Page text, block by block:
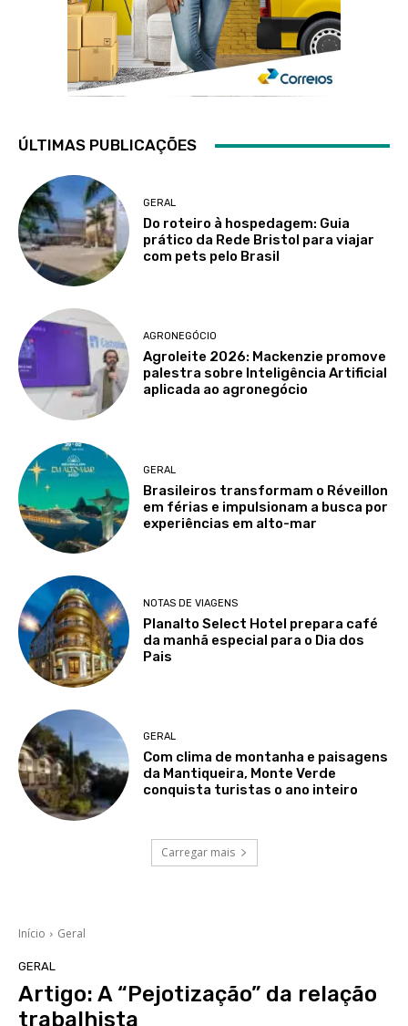
ÚLTIMAS PUBLICAÇÕES
GERAL
Do roteiro à hospedagem: Guia
prático da Rede Bristol para viajar
com pets pelo Brasil
AGRONEGÓCIO
Agroleite 2026: Mackenzie promove
palestra sobre Inteligência Artificial
aplicada ao agronegócio
GERAL
Brasileiros transformam o Réveillon
em férias e impulsionam a busca por
experiências em alto-mar
NOTAS DE VIAGENS
Planalto Select Hotel prepara café
da manhã especial para o Dia dos
Pais
GERAL
Com clima de montanha e paisagens
da Mantiqueira, Monte Verde
conquista turistas o ano inteiro
Carregar mais